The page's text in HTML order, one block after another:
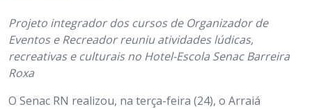
Projeto integrador dos cursos de Organizador de
Eventos e Recreador reuniu atividades lúdicas,
recreativas e culturais no Hotel-Escola Senac Barreira
Roxa
O Senac RN realizou, na terça-feira (24), o Arraiá